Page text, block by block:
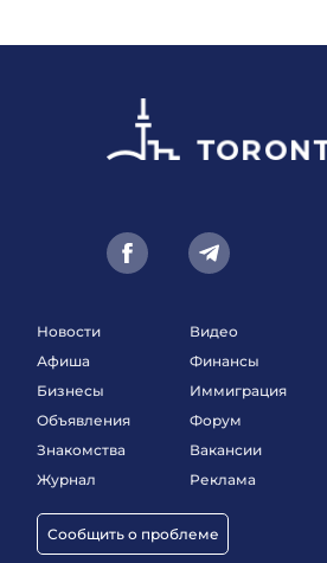
Новости
Афиша
Бизнесы
Объявления
Знакомства
Журнал
Сообщить о проблеме
Видео
Финансы
Иммиграция
Форум
Вакансии
Реклама